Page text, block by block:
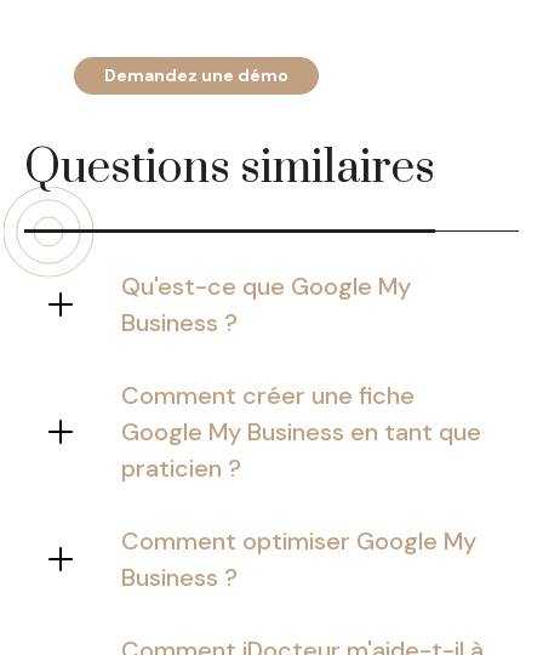
Demandez une démo
Questions similaires
Qu'est-ce que Google My
Business ?
visibilité et de référencement conçu
Comment créer une fiche
Google My Business en tant que
praticien ?
Business, vous devez :
Comment optimiser Google My
Business ?
revient à :